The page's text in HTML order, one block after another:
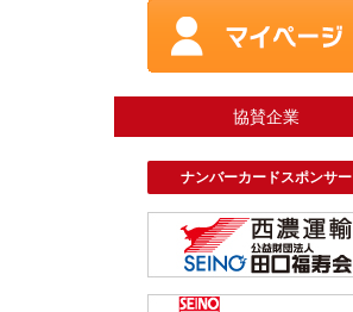
協賛企業
ナンバーカードスポンサー